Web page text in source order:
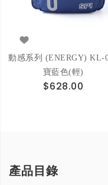
動感系列 (ENERGY) KL-
寶藍色(輕)
$628.00
產品目錄